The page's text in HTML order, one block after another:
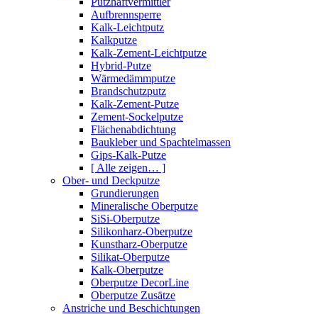
Aufbrennsperre
Kalk-Leichtputz
Kalkputze
Kalk-Zement-Leichtputze
Hybrid-Putze
Wärmedämmputze
Brandschutzputz
Kalk-Zement-Putze
Zement-Sockelputze
Flächenabdichtung
Baukleber und Spachtelmassen
Gips-Kalk-Putze
[ Alle zeigen… ]
Ober- und Deckputze
Grundierungen
Mineralische Oberputze
SiSi-Oberputze
Silikonharz-Oberputze
Kunstharz-Oberputze
Silikat-Oberputze
Kalk-Oberputze
Oberputze DecorLine
Oberputze Zusätze
Anstriche und Beschichtungen